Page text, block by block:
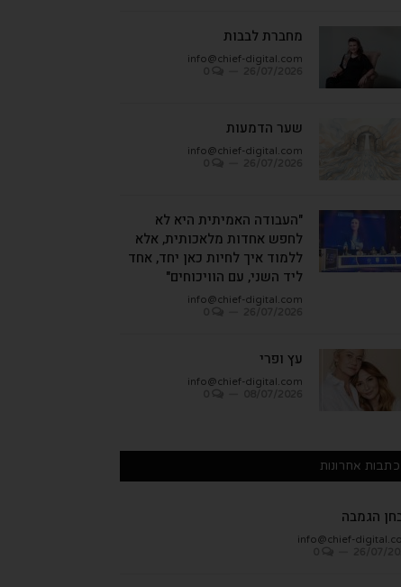
מחברת לבבות
info@chief-digital.com
שער הדמעות
info@chief-digital.com
"העבודה האמיתית היא לא
לחפש אחדות מלאכותית, אלא
ללמוד איך לחיות כאן יחד, אחד
ליד השני, עם הוויכוחים"
info@chief-digital.com
עץ ופרי
info@chief-digital.com
כתבות אחרונות
הגמבה
info@chief-